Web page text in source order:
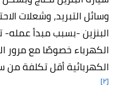
وسائل التبريد، وشعلات
البنزين -بسبب مبدأ عمله-
الكهرباء خصوصًا مع مرور
الكهربائية أقل تكلفة من
[٢]